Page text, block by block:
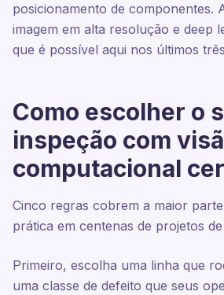
posicionamento de componentes.
imagem em alta resolução e deep
que é possível aqui nos últimos
Como escolher o
inspeção com
computacional
Cinco regras cobrem a maior
prática em centenas de projetos
Primeiro, escolha uma linha que
uma classe de defeito que seus